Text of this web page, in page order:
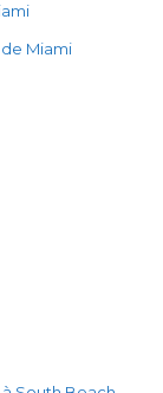
Miami